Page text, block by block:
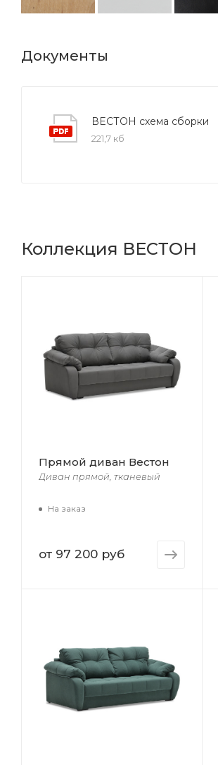
Документы
ВЕСТОН схема сборки
221,7 кб
Коллекция ВЕСТОН
Прямой диван Вестон
Диван прямой, тканевый
На заказ
от 97 200 руб